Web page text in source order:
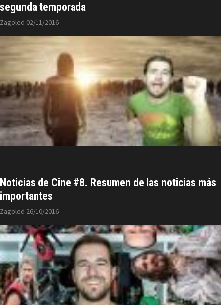
segunda temporada
Zagoled 02/11/2016
Noticias de Cine #8. Resumen de las noticias más
importantes
Zagoled 26/10/2016